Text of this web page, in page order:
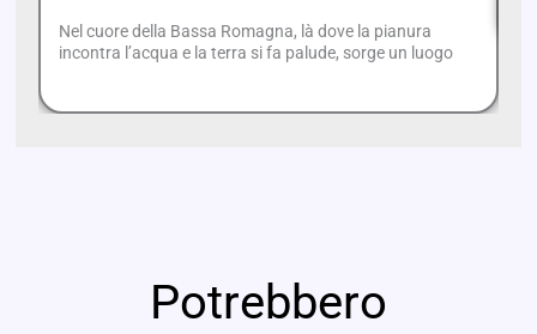
Nel cuore della Bassa Romagna, là dove la pianura
incontra l’acqua e la terra si fa palude, sorge un luogo
Potrebbero